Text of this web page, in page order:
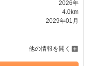
2026年
4.0km
2029年01月
他の情報を開く